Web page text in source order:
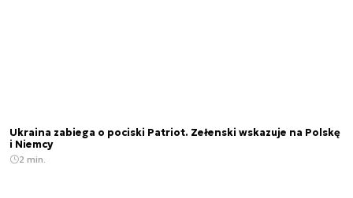
Ukraina zabiega o pociski Patriot. Zełenski wskazuje na Polskę
i Niemcy
2 min.